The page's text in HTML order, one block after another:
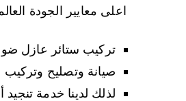
اعلى معايير الجودة
تركيب ستائر عازل
صيانة وتصليح وتركيب
لذلك لدينا خدمة